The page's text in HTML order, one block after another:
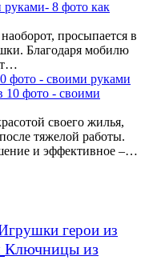
просыпается в
Благодаря мобилю
фото - своими руками
своего жилья,
тяжелой работы.
и эффективное –…
герои из
Ключницы из